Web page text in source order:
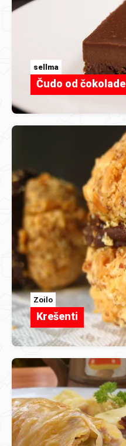
sellma
Čudo od čokolade
Zoilo
Krešenti